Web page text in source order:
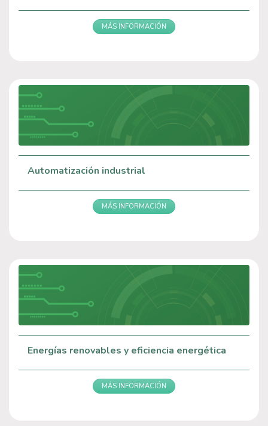
MÁS INFORMACIÓN
Automatización industrial
MÁS INFORMACIÓN
Energías renovables y eficiencia energética
MÁS INFORMACIÓN